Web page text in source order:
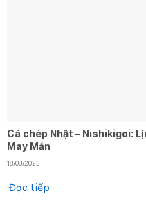
Cá chép Nhật – Nishikigoi:
May Mắn
18/08/2023
Đọc tiếp